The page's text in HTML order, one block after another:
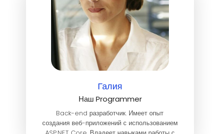
Галия
Наш Programmer
Back-end разработчик. Имеет опыт
создания веб-приложений с использованием